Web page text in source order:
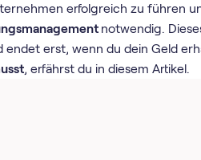
erfolgreich zu führen
notwendig.
erst, wenn du dein Geld
, erfährst du in diesem Artikel.